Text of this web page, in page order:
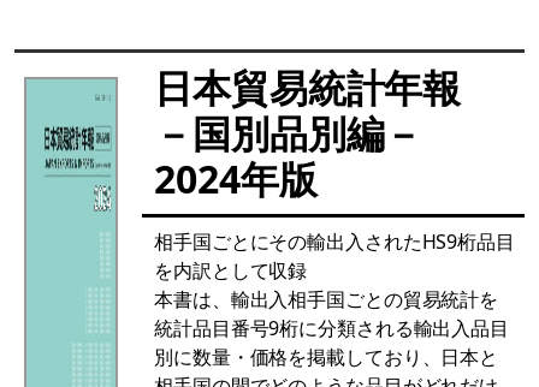
日本貿易統計年報
－国別品別編－
2024年版
相手国ごとにその輸出入されたHS9桁品目
を内訳として収録
本書は、輸出入相手国ごとの貿易統計を
統計品目番号9桁に分類される輸出入品目
別に数量・価格を掲載しており、日本と